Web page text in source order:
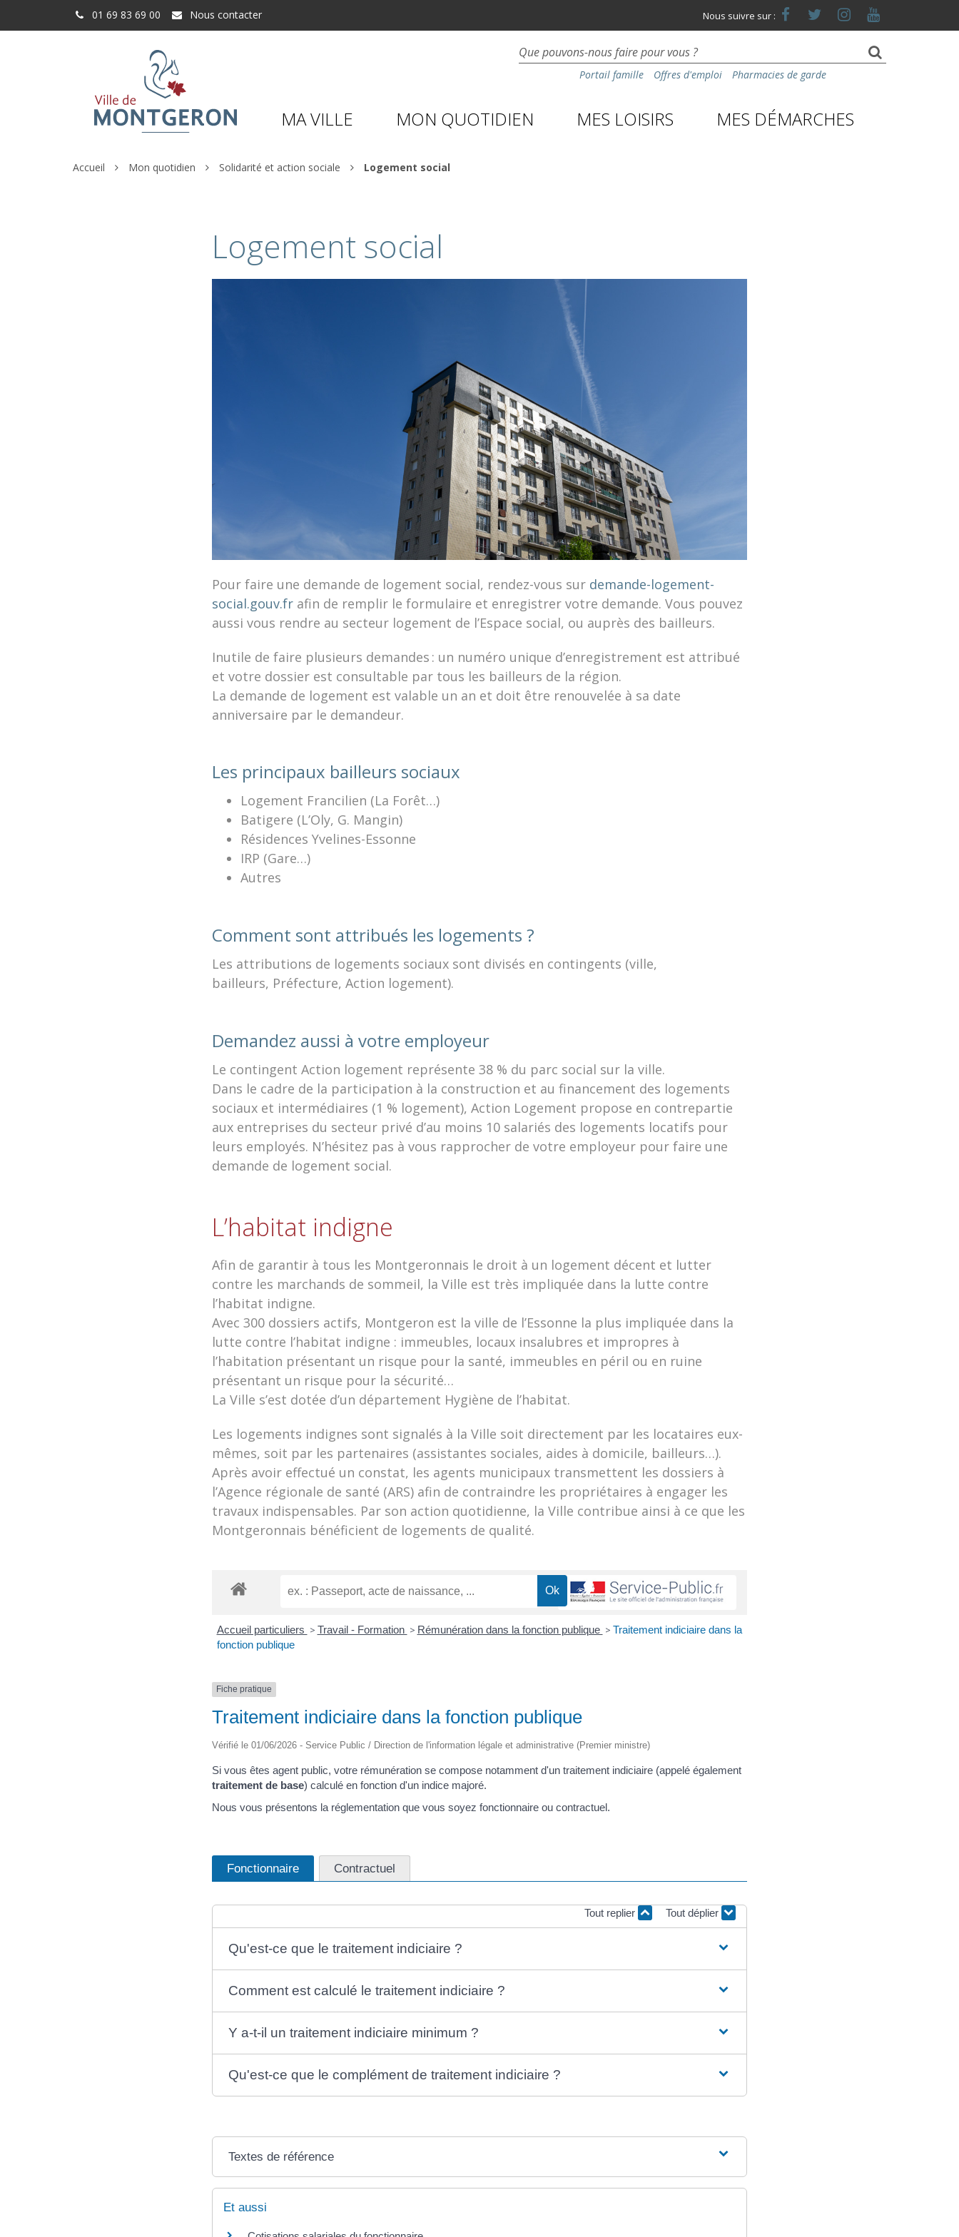
01 69 83 69 00 Nous contacter Nous suivre sur :
Lien
vers
Facebook
Lien
vers
Twitter
Lien
vers
compte
vers
Portail famille Offres d'emploi Pharmacies de garde
MA VILLE MON QUOTIDIEN MES LOISIRS MES DÉMARCHES
Accueil Mon quotidien Solidarité et action sociale Logement social
Logement social
Pour faire une demande de logement social, rendez-vous sur demande-logement-
social.gouv.fr afin de remplir le formulaire et enregistrer votre demande. Vous pouvez
aussi vous rendre au secteur logement de l’Espace social, ou auprès des bailleurs.
Inutile de faire plusieurs demandes : un numéro unique d’enregistrement est attribué
et votre dossier est consultable par tous les bailleurs de la région.
La demande de logement est valable un an et doit être renouvelée à sa date
anniversaire par le demandeur.
Les principaux bailleurs sociaux
Logement Francilien (La Forêt…)
Batigere (L’Oly, G. Mangin)
Résidences Yvelines-Essonne
IRP (Gare…)
Autres
Comment sont attribués les logements ?
Les attributions de logements sociaux sont divisés en contingents (ville,
bailleurs, Préfecture, Action logement).
Demandez aussi à votre employeur
Le contingent Action logement représente 38 % du parc social sur la ville.
Dans le cadre de la participation à la construction et au financement des logements
sociaux et intermédiaires (1 % logement), Action Logement propose en contrepartie
aux entreprises du secteur privé d’au moins 10 salariés des logements locatifs pour
leurs employés. N’hésitez pas à vous rapprocher de votre employeur pour faire une
demande de logement social.
L’habitat indigne
Afin de garantir à tous les Montgeronnais le droit à un logement décent et lutter
contre les marchands de sommeil, la Ville est très impliquée dans la lutte contre
l’habitat indigne.
Avec 300 dossiers actifs, Montgeron est la ville de l’Essonne la plus impliquée dans la
lutte contre l’habitat indigne : immeubles, locaux insalubres et impropres à
l’habitation présentant un risque pour la santé, immeubles en péril ou en ruine
présentant un risque pour la sécurité…
La Ville s’est dotée d’un département Hygiène de l’habitat.
Les logements indignes sont signalés à la Ville soit directement par les locataires eux-
mêmes, soit par les partenaires (assistantes sociales, aides à domicile, bailleurs…).
Après avoir effectué un constat, les agents municipaux transmettent les dossiers à
l’Agence régionale de santé (ARS) afin de contraindre les propriétaires à engager les
travaux indispensables. Par son action quotidienne, la Ville contribue ainsi à ce que les
Montgeronnais bénéficient de logements de qualité.
Accueil particuliers > Travail - Formation > Rémunération dans la fonction publique > Traitement indiciaire dans la
fonction publique
Fiche pratique
Traitement indiciaire dans la fonction publique
Vérifié le 01/06/2026 - Service Public / Direction de l'information légale et administrative (Premier ministre)
Si vous êtes agent public, votre rémunération se compose notamment d'un traitement indiciaire (appelé également
traitement de base) calculé en fonction d'un indice majoré.
Nous vous présentons la réglementation que vous soyez fonctionnaire ou contractuel.
Fonctionnaire Contractuel
Tout replier Tout déplier
Qu'est-ce que le traitement indiciaire ?
Comment est calculé le traitement indiciaire ?
Y a-t-il un traitement indiciaire minimum ?
Qu'est-ce que le complément de traitement indiciaire ?
Textes de référence
Et aussi